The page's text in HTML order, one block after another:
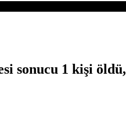
sonucu 1 kişi